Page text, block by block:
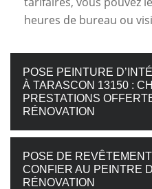
heures de bureau ou
POSE PEINTURE
À TARASCON 13150 :
PRESTATIONS
RÉNOVATION
POSE DE
CONFIER AU PEINTRE
RÉNOVATION